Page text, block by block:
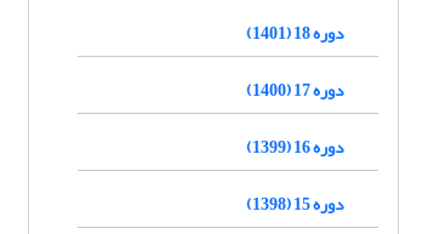
دوره 18 (1401)
دوره 17 (1400)
دوره 16 (1399)
دوره 15 (1398)